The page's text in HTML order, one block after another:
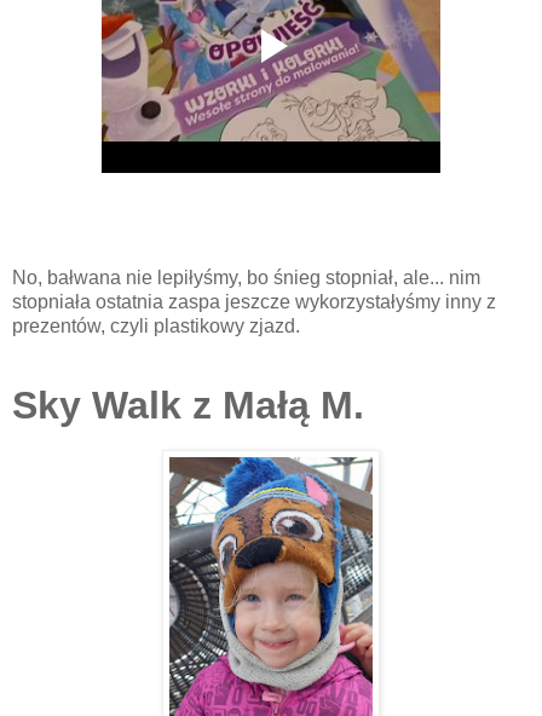
No, bałwana nie lepiłyśmy, bo śnieg stopniał, ale... nim
stopniała ostatnia zaspa jeszcze wykorzystałyśmy inny z
prezentów, czyli plastikowy zjazd.
Sky Walk z Małą M.